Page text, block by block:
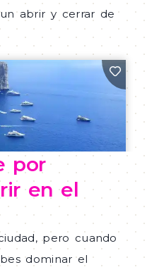
abrir y cerrar de
por
en el
pero cuando
dominar el